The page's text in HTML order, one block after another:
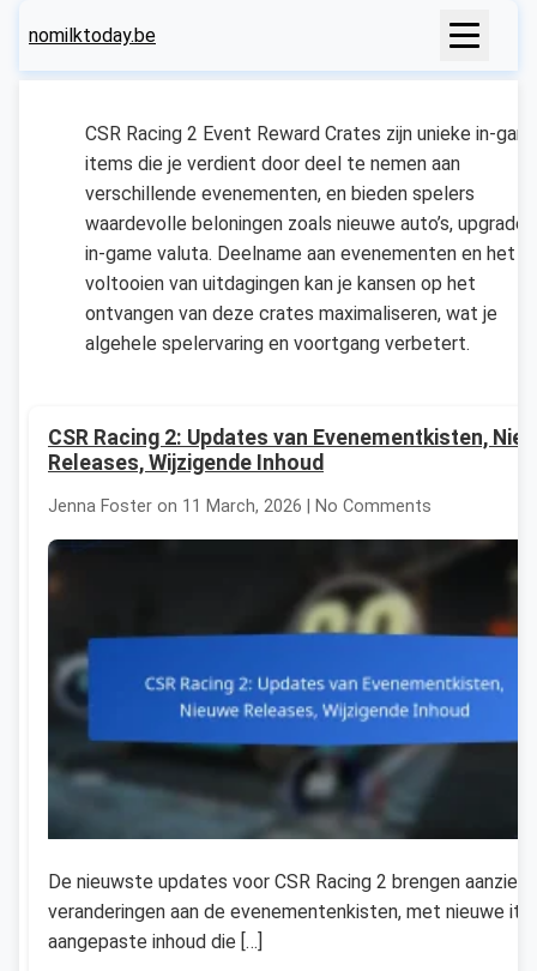
nomilktoday.be
CSR Racing 2 Event Reward Crates zijn unieke in-
items die je verdient door deel te nemen aan
verschillende evenementen, en bieden spelers
waardevolle beloningen zoals nieuwe auto’s,
in-game valuta. Deelname aan evenementen en het
voltooien van uitdagingen kan je kansen op het
ontvangen van deze crates maximaliseren, wat je
algehele spelervaring en voortgang verbetert.
CSR Racing 2: Updates van Evenementkisten,
Releases, Wijzigende Inhoud
Jenna Foster on 11 March, 2026 | No Comments
De nieuwste updates voor CSR Racing 2 brengen
veranderingen aan de evenementenkisten, met nieuwe
aangepaste inhoud die […]